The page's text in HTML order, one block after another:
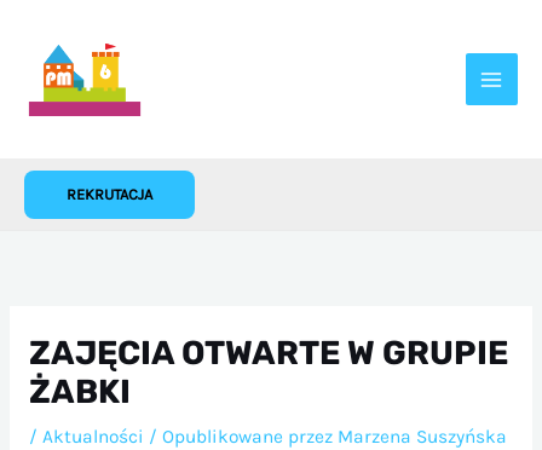
treści
REKRUTACJA
ZAJĘCIA OTWARTE W GRUPIE
ŻABKI
/ Aktualności / Opublikowane przez Marzena Suszyńska